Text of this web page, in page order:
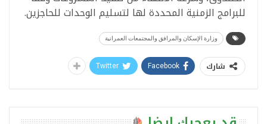
للبرامج الزمنية المحددة لها لتسليم الوحدات للحاجزين.
وزارة الإسكان والمرافق والمجتمعات العمرانية
شارك Facebook
Twitter